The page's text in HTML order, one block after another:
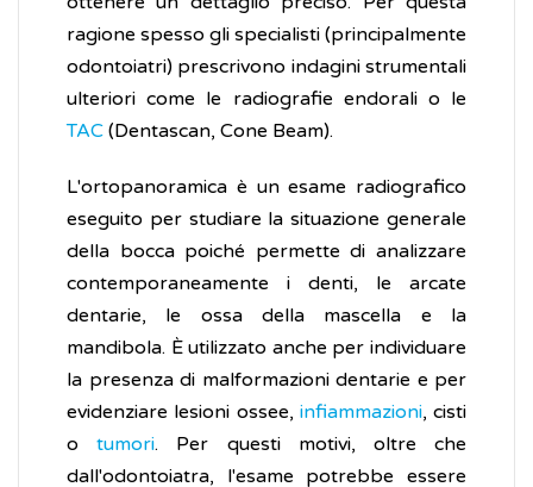
ragione spesso gli specialisti (principalmente
odontoiatri) prescrivono indagini strumentali
ulteriori come le radiografie endorali o le
TAC (Dentascan, Cone Beam).
L'ortopanoramica è un esame radiografico
eseguito per studiare la situazione generale
della bocca poiché permette di analizzare
contemporaneamente i denti, le arcate
dentarie, le ossa della mascella e la
mandibola. È utilizzato anche per individuare
la presenza di malformazioni dentarie e per
evidenziare lesioni ossee, infiammazioni, cisti
otumori. Per questi motivi, oltre che
dall'odontoiatra, l'esame potrebbe essere